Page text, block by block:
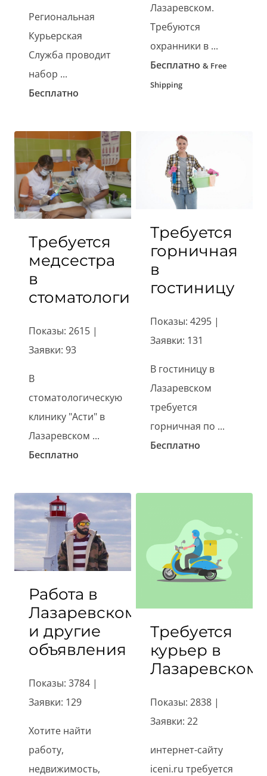
Региональная
Курьерская
Служба проводит
набор ...
Бесплатно
Лазаревском.
Требуются
охранники в ...
Бесплатно & Free
Shipping
Требуется
медсестра
в
стоматологию
Показы: 2615 |
Заявки: 93
В
стоматологическую
клинику "Асти" в
Лазаревском ...
Бесплатно
Требуется
горничная
в
гостиницу
Показы: 4295 |
Заявки: 131
В гостиницу в
Лазаревском
требуется
горничная по ...
Бесплатно
Работа в
Лазаревском
и другие
объявления
Показы: 3784 |
Заявки: 129
Хотите найти
работу,
недвижимость,
Требуется
курьер в
Лазаревском
Показы: 2838 |
Заявки: 22
интернет-сайту
iceni.ru требуется